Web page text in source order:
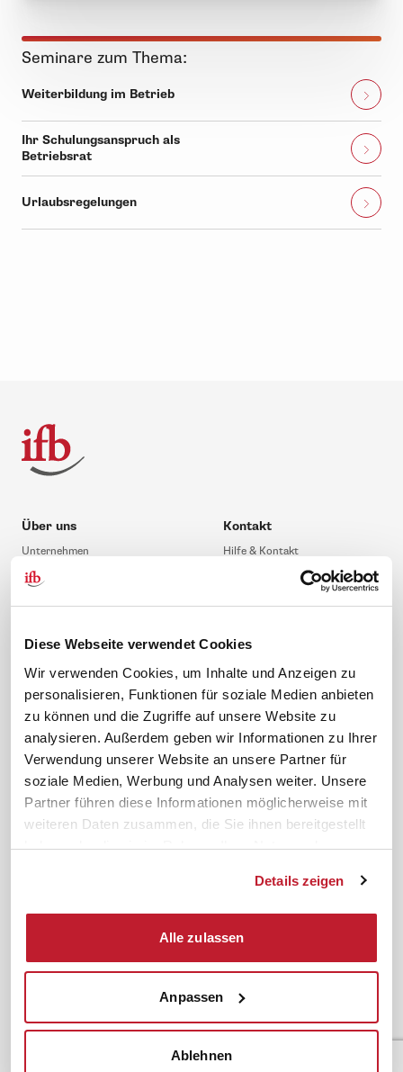
Diese Webseite verwendet Cookies
Wir verwenden Cookies, um Inhalte und Anzeigen zu
personalisieren, Funktionen für soziale Medien anbieten
zu können und die Zugriffe auf unsere Website zu
analysieren. Außerdem geben wir Informationen zu Ihrer
Verwendung unserer Website an unsere Partner für
soziale Medien, Werbung und Analysen weiter. Unsere
Partner führen diese Informationen möglicherweise mit
weiteren Daten zusammen, die Sie ihnen bereitgestellt
haben oder die sie im Rahmen Ihrer Nutzung der
Details zeigen
Alle zulassen
Anpassen
Ablehnen
Seminare zum Thema:
Weiterbildung im Betrieb
Ihr Schulungsanspruch als
Betriebsrat
Urlaubsregelungen
Über uns
Unternehmen
Leitbild
Compliance Richtlinien
Kontakt
Hilfe & Kontakt
0 88 41 / 61 12 – 20
service@ifb.de
Inhouseberatung
Service
Newsletter
ifb-medien
Bahn Sondertarif
meinifb
Themen
BEM
Rhetorik
BR-Wahl
JAV-Wahl
News. Wissen. Themen.
News & Fachthemen
Rechtsprechung
Folgen Sie uns
Qualität!